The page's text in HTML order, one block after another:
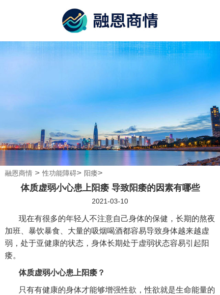
融恩商情 >性功能障碍> 阳痿>
体质虚弱小心患上阳痿 导致阳痿的因素有哪些
2021-03-10
现在有很多的年轻人不注意自己身体的保健，长期的熬夜
加班、暴饮暴食、大量的吸烟喝酒都容易导致身体越来越虚
弱，处于亚健康的状态，身体长期处于虚弱状态容易引起阳
痿。
体质虚弱小心患上阳痿？
只有有健康的身体才能够增强性欲，性欲就是生命能量的